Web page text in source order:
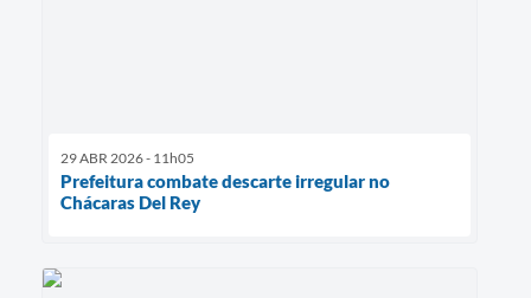
29 ABR 2026 - 11h05
Prefeitura combate descarte irregular no
Chácaras Del Rey